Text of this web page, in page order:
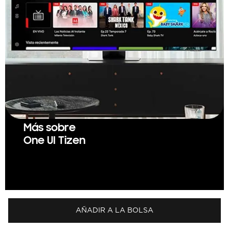
AÑADIR A LA BOLSA
Más sobre
One UI Tizen